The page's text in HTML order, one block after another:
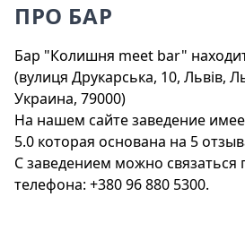
ПРО БАР
Бар "Колишня meet bar"
(вулиця Друкарська, 10, Львів,
Украина, 79000)
На нашем сайте заведение
5.0 которая основана на 5
С заведением можно связаться
телефона: +380 96 880 5300.